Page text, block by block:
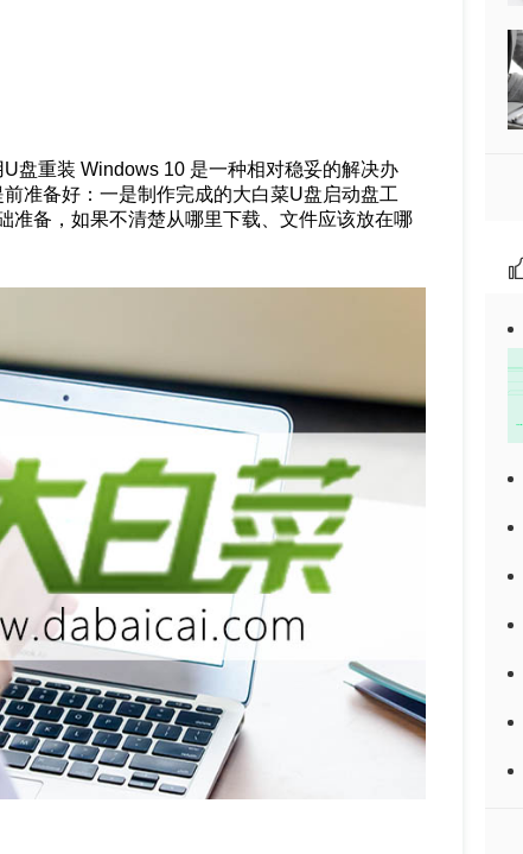
盘重装 Windows 10 是一种相对稳妥的解决办
准备好：一是制作完成的大白菜U盘启动盘工
准备，如果不清楚从哪里下载、文件应该放在哪